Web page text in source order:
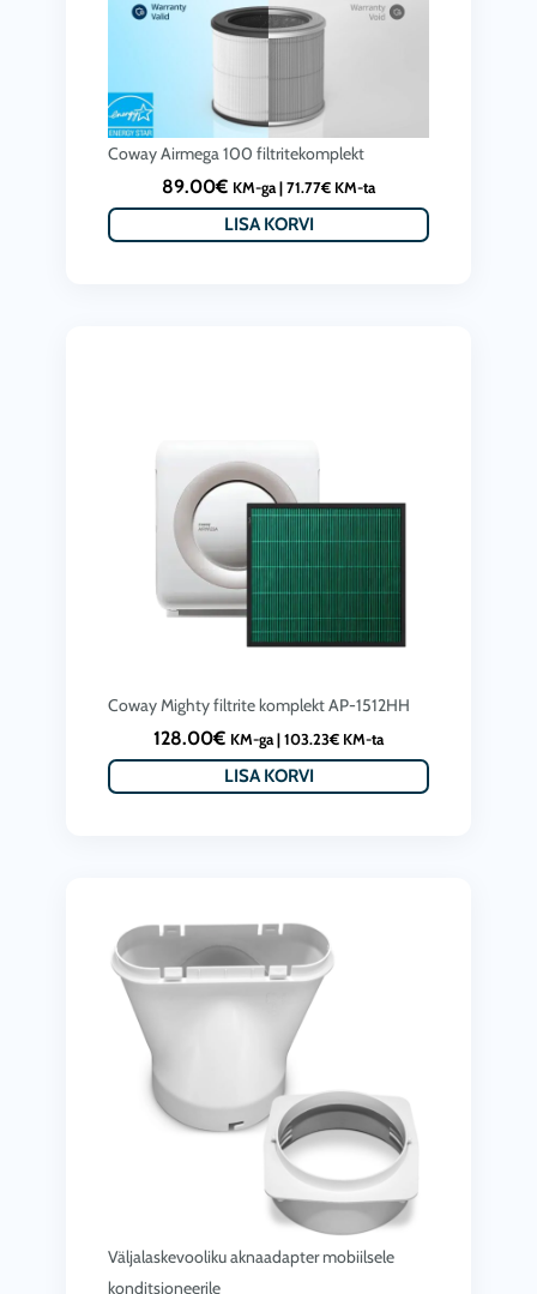
Coway Airmega 100 filtritekomplekt
89.00€ KM-ga | 71.77€ KM-ta
LISA KORVI
Coway Mighty filtrite komplekt AP-1512HH
128.00€ KM-ga | 103.23€ KM-ta
LISA KORVI
Väljalaskevooliku aknaadapter mobiilsele
konditsioneerile